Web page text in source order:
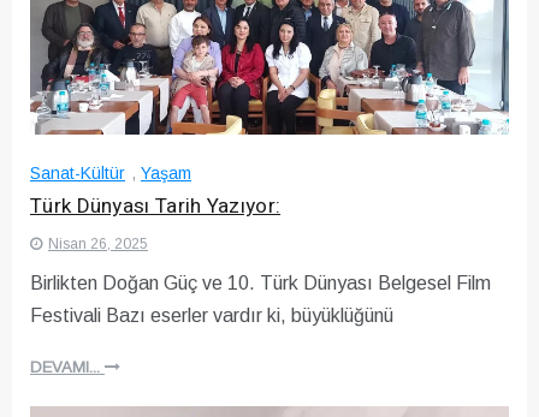
Sanat-Kültür , Yaşam
Türk Dünyası Tarih Yazıyor:
Nisan 26, 2025
Birlikten Doğan Güç ve 10. Türk Dünyası Belgesel Film
Festivali Bazı eserler vardır ki, büyüklüğünü
DEVAMI...